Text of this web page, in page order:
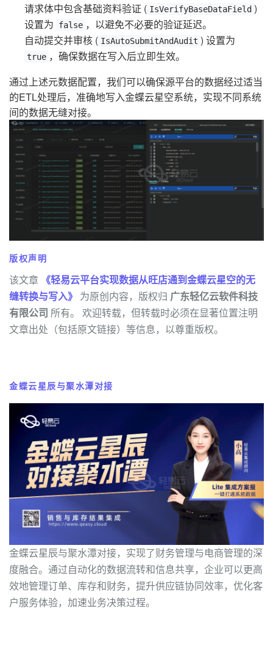
请求体中包含基础资料验证 ( IsVerifyBaseDataField )
设置为
false ，以避免不必要的验证延迟。
自动提交并审核 ( IsAutoSubmitAndAudit ) 设置为
true ，确保数据在写入后立即生效。
通过上述元数据配置，我们可以确保源平台的数据经过适当
的ETL处理后，准确地写入金蝶云星空系统，实现不同系统
间的数据无缝对接。
版权声明
该文章 《轻易云平台实现数据从旺店通到金蝶云星空的无
缝转换与写入》 为原创内容，版权归 广东轻亿云软件科技
有限公司 所有。 欢迎转载，但转载时必须在显著位置注明
文章出处（包括原文链接）等信息，以尊重版权。
金蝶云星辰与聚水潭对接
金蝶云星辰与聚水潭对接，实现了财务管理与电商管理的深
度融合。通过自动化的数据流转和信息共享，企业可以更高
效地管理订单、库存和财务，提升供应链协同效率，优化客
户服务体验，加速业务决策过程。